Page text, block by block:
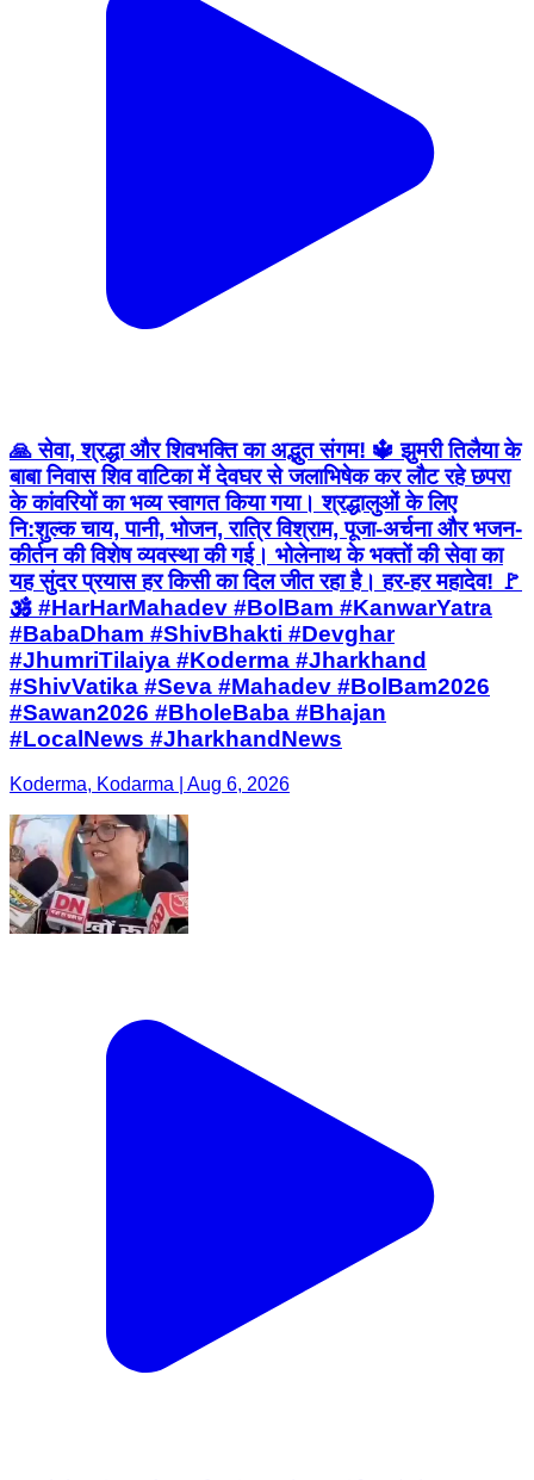
🙏 सेवा, श्रद्धा और शिवभक्ति का अद्भुत संगम! 🔱 झुमरी तिलैया के
बाबा निवास शिव वाटिका में देवघर से जलाभिषेक कर लौट रहे छपरा
के कांवरियों का भव्य स्वागत किया गया। श्रद्धालुओं के लिए
नि:शुल्क चाय, पानी, भोजन, रात्रि विश्राम, पूजा-अर्चना और भजन-
कीर्तन की विशेष व्यवस्था की गई। भोलेनाथ के भक्तों की सेवा का
यह सुंदर प्रयास हर किसी का दिल जीत रहा है। हर-हर महादेव! 🚩
🕉️ #HarHarMahadev #BolBam #KanwarYatra
#BabaDham #ShivBhakti #Devghar
#JhumriTilaiya #Koderma #Jharkhand
#ShivVatika #Seva #Mahadev #BolBam2026
#Sawan2026 #BholeBaba #Bhajan
#LocalNews #JharkhandNews
Koderma, Kodarma | Aug 6, 2026